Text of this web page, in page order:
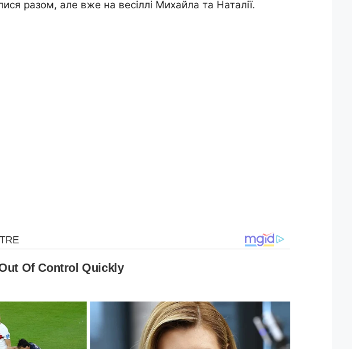
разом, але вже на весіллі Михайла та Наталії.